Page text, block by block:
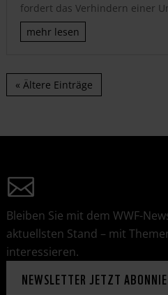
fordert das Verhindern einer
mehr lesen
« Ältere Einträge
Bleiben Sie mit dem WWF-
aktuellsten Stand – mit
interessieren.
NEWSLETTER JETZT